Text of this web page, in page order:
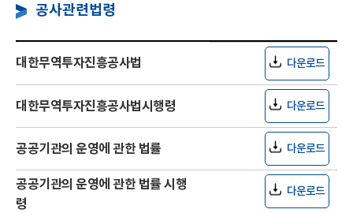
공사관련법령
대한무역투자진흥공사법 다운로드
대한무역투자진흥공사법시행령 다운로드
공공기관의 운영에 관한 법률 다운로드
공공기관의 운영에 관한 법률 시행
령
다운로드